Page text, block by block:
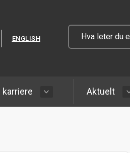
ENGLISH
karriere Aktuelt